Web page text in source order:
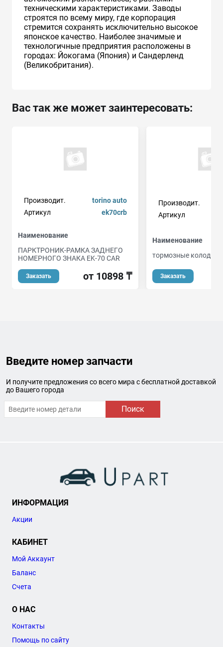
техническими характеристиками. Заводы
строятся по всему миру, где корпорация
стремится сохранять исключительно высокое
японское качество. Наиболее значимые и
технологичные предприятия расположены в
городах: Йокогама (Япония) и Сандерленд
(Великобритания).
Вас так же может заинтересовать:
Производит.
torino auto
Артикул
ek70crb
Наименование
ПАРКТРОНИК-РАМКА ЗАДНЕГО
НОМЕРНОГО ЗНАКА EK-70 CAR
Заказать от 10898 ₸
Производит.
Артикул
Наименование
тормозные колодки
Заказать
Введите номер запчасти
И получите предложения со всего мира с бесплатной доставкой
до Вашего города
Поиск
ИНФОРМАЦИЯ
Акции
КАБИНЕТ
Мой Аккаунт
Баланс
Счета
О НАС
Контакты
Помощь по сайту